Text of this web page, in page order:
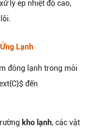
lý ép nhiệt độ cao,
Lạnh
đông lạnh trong môi
đến
kho lạnh, các vật